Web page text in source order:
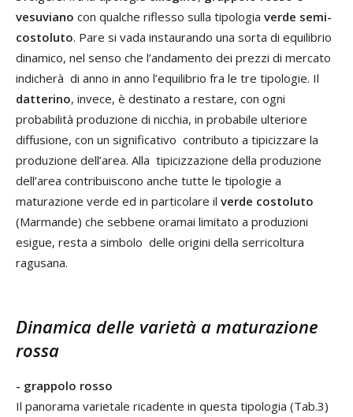
vesuviano con qualche riflesso sulla tipologia verde semi-
costoluto. Pare si vada instaurando una sorta di equilibrio
dinamico, nel senso che l’andamento dei prezzi di mercato
indicherà di anno in anno l’equilibrio fra le tre tipologie. Il
datterino, invece, è destinato a restare, con ogni
probabilità produzione di nicchia, in probabile ulteriore
diffusione, con un significativo contributo a tipicizzare la
produzione dell’area. Alla tipicizzazione della produzione
dell’area contribuiscono anche tutte le tipologie a
maturazione verde ed in particolare il verde costoluto
(Marmande) che sebbene oramai limitato a produzioni
esigue, resta a simbolo delle origini della serricoltura
ragusana.
Dinamica delle varietà a maturazione
rossa
- grappolo rosso
Il panorama varietale ricadente in questa tipologia (Tab.3)